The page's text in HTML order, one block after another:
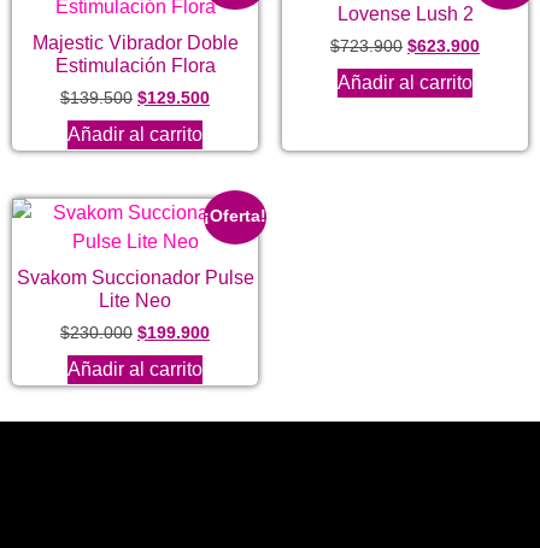
Majestic Vibrador Doble
Estimulación Flora
$139.500 $129.500
Añadir al carrito
Lovense Lush 2
$723.900 $623.900
Añadir al carrito
¡Oferta!
Svakom Succionador Pulse
Lite Neo
$230.000 $199.900
Añadir al carrito